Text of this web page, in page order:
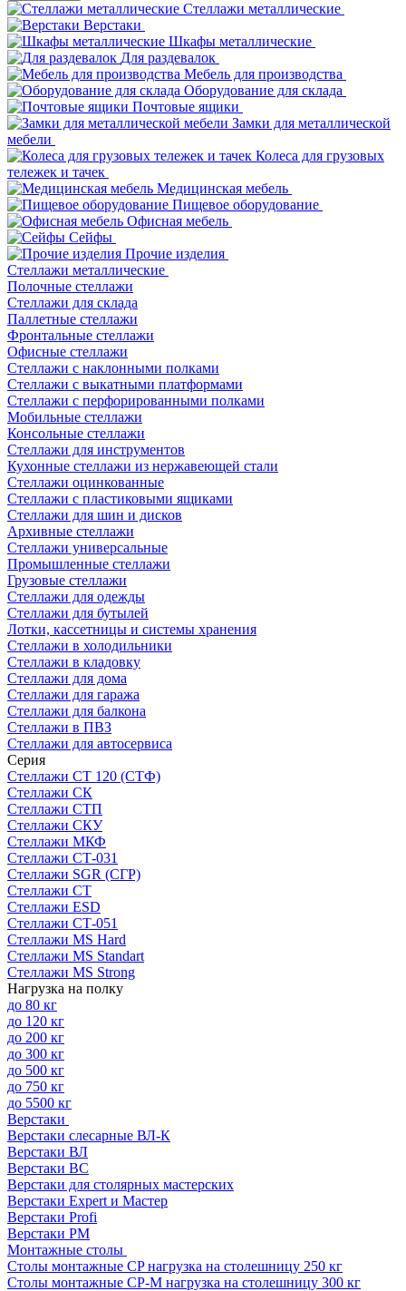
Стеллажи металлические
Верстаки
Шкафы металлические
Для раздевалок
Мебель для производства
Оборудование для склада
Почтовые ящики
Замки для металлической
мебели
Колеса для грузовых
тележек и тачек
Медицинская мебель
Пищевое оборудование
Офисная мебель
Сейфы
Прочие изделия
Стеллажи металлические
Полочные стеллажи
Стеллажи для склада
Паллетные стеллажи
Фронтальные стеллажи
Офисные стеллажи
Стеллажи с наклонными полками
Стеллажи с выкатными платформами
Стеллажи с перфорированными полками
Мобильные стеллажи
Консольные стеллажи
Стеллажи для инструментов
Кухонные стеллажи из нержавеющей стали
Стеллажи оцинкованные
Стеллажи с пластиковыми ящиками
Стеллажи для шин и дисков
Архивные стеллажи
Стеллажи универсальные
Промышленные стеллажи
Грузовые стеллажи
Стеллажи для одежды
Стеллажи для бутылей
Лотки, кассетницы и системы хранения
Стеллажи в холодильники
Стеллажи в кладовку
Стеллажи для дома
Стеллажи для гаража
Стеллажи для балкона
Стеллажи в ПВЗ
Стеллажи для автосервиса
Серия
Стеллажи СТ 120 (СТФ)
Стеллажи СК
Стеллажи СТП
Стеллажи СКУ
Стеллажи МКФ
Стеллажи СТ-031
Стеллажи SGR (СГР)
Стеллажи СТ
Стеллажи ESD
Стеллажи СТ-051
Стеллажи MS Hard
Стеллажи MS Standart
Стеллажи MS Strong
Нагрузка на полку
до 80 кг
до 120 кг
до 200 кг
до 300 кг
до 500 кг
до 750 кг
до 5500 кг
Верстаки
Верстаки слесарные ВЛ-К
Верстаки ВЛ
Верстаки ВС
Верстаки для столярных мастерских
Верстаки Expert и Мастер
Верстаки Profi
Верстаки РМ
Монтажные столы
Столы монтажные СP нагрузка на столешницу 250 кг
Столы монтажные СР-М нагрузка на столешницу 300 кг